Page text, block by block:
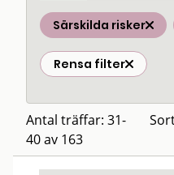
Särskilda risker
Rensa filter
Antal träffar: 31-
40 av 163